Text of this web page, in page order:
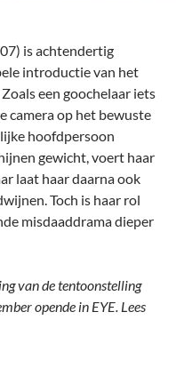
is achtendertig
introductie van het
een goochelaar iets
camera op het bewuste
hoofdpersoon
gewicht, voert haar
laat haar daarna ook
Toch is haar rol
misdaaddrama dieper
van de tentoonstelling
opende in EYE. Lees